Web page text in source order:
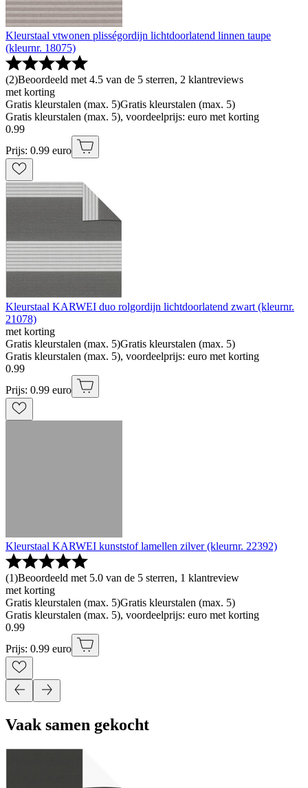
Kleurstaal vtwonen plisségordijn lichtdoorlatend linnen taupe
(kleurnr. 18075)
(2)Beoordeeld met 4.5 van de 5 sterren, 2 klantreviews
met korting
Gratis kleurstalen (max. 5)Gratis kleurstalen (max. 5)
Gratis kleurstalen (max. 5), voordeelprijs: euro met korting
0.99
Prijs: 0.99 euro
Kleurstaal KARWEI duo rolgordijn lichtdoorlatend zwart (kleurnr.
21078)
met korting
Gratis kleurstalen (max. 5)Gratis kleurstalen (max. 5)
Gratis kleurstalen (max. 5), voordeelprijs: euro met korting
0.99
Prijs: 0.99 euro
Kleurstaal KARWEI kunststof lamellen zilver (kleurnr. 22392)
(1)Beoordeeld met 5.0 van de 5 sterren, 1 klantreview
met korting
Gratis kleurstalen (max. 5)Gratis kleurstalen (max. 5)
Gratis kleurstalen (max. 5), voordeelprijs: euro met korting
0.99
Prijs: 0.99 euro
Vaak samen gekocht